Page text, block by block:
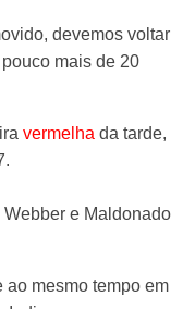
devemos voltar
mais de 20
vermelha da tarde,
e Maldonado
ao mesmo tempo em